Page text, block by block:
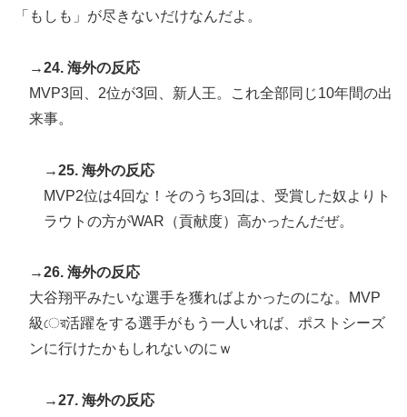
「もしも」が尽きないだけなんだよ。
→24. 海外の反応
MVP3回、2位が3回、新人王。これ全部同じ10年間の出
来事。
→25. 海外の反応
MVP2位は4回な！そのうち3回は、受賞した奴よりト
ラウトの方がWAR（貢献度）高かったんだぜ。
→26. 海外の反応
大谷翔平みたいな選手を獲ればよかったのにな。MVP
級ের活躍をする選手がもう一人いれば、ポストシーズ
ンに行けたかもしれないのにｗ
→27. 海外の反応